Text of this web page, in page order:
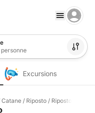
personne
Excursions
Catane / Riposto / Riposto